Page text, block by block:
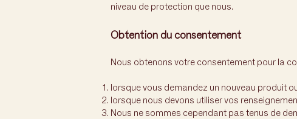
niveau de protection que nous.
Obtention du consentement
Nous obtenons votre consentement pour la
lorsque vous demandez un nouveau produit
lorsque nous devons utiliser vos
Nous ne sommes cependant pas tenus de